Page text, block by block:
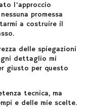
l’approccio
promessa
a costruire il
delle spiegazioni
dettaglio mi
giusto per questo
tecnica, ma
e delle mie scelte.